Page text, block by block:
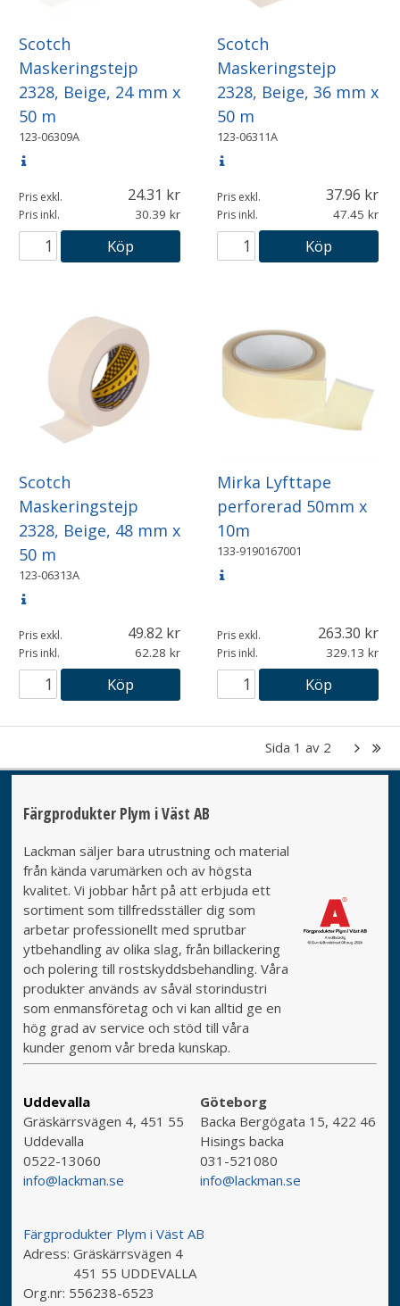
Scotch
Maskeringstejp
2328, Beige, 24 mm x
50 m
123-06309A
Pris exkl. 24.31
Pris inkl. 30.39
Köp
Scotch
Maskeringstejp
2328, Beige, 36 mm x
50 m
123-06311A
Pris exkl. 37.96
Pris inkl. 47.45
Köp
Scotch
Maskeringstejp
2328, Beige, 48 mm x
50 m
123-06313A
Pris exkl. 49.82
Pris inkl. 62.28
Köp
Mirka Lyfttape
perforerad 50mm x
10m
133-9190167001
Pris exkl. 263.30
Pris inkl. 329.13
Köp
Sida 1 av 2
Färgprodukter Plym i Väst AB
Lackman säljer bara utrustning och material
från kända varumärken och av högsta
kvalitet. Vi jobbar hårt på att erbjuda ett
sortiment som tillfredsställer dig som
arbetar professionellt med sprutbar
ytbehandling av olika slag, från billackering
och polering till rostskyddsbehandling. Våra
produkter används av såväl storindustri
som enmansföretag och vi kan alltid ge en
hög grad av service och stöd till våra
kunder genom vår breda kunskap.
Uddevalla
Gräskärrsvägen 4, 451 55
Uddevalla
0522-13060
info@lackman.se
Göteborg
Backa Bergögata 15, 422 46
Hisings backa
031-521080
info@lackman.se
Färgprodukter Plym i Väst AB
Adress: Gräskärrsvägen 4
451 55 UDDEVALLA
Org.nr: 556238-6523